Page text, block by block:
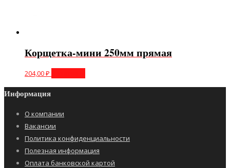
Корщетка-мини 250мм прямая
204,00₽
Информация
О компании
Вакансии
Политика конфиденциальности
Полезная информация
Оплата банковской картой